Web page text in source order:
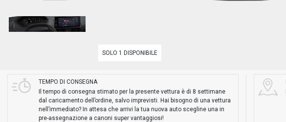
SOLO 1 DISPONIBILE
TEMPO DI CONSEGNA
Il tempo di consegna stimato per la presente vettura è di 8 settimane
dal caricamento dell’ordine, salvo imprevisti. Hai bisogno di una vettura
nell’immediato? In attesa che arrivi la tua nuova auto scegline una in
pre-assegnazione a canoni super vantaggiosi!
PREASSEGNAZIONE